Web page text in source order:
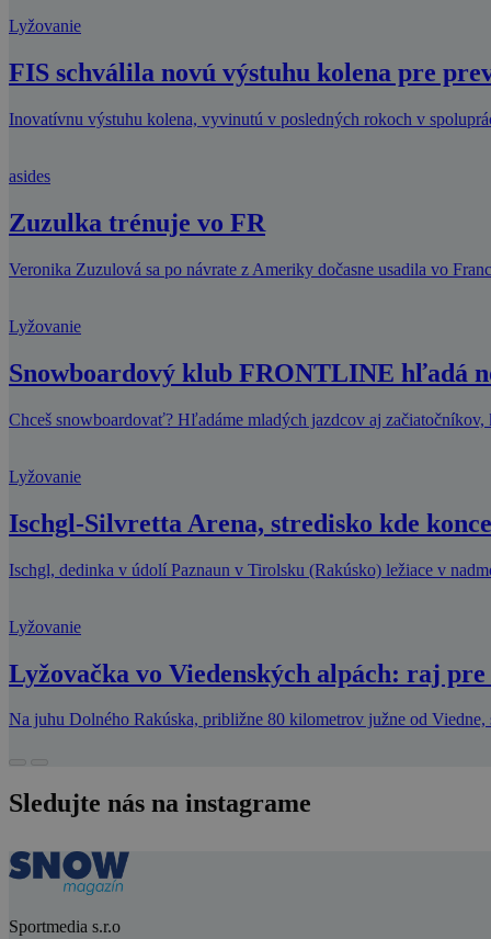
Lyžovanie
FIS schválila novú výstuhu kolena pre
Inovatívnu výstuhu kolena, vyvinutú v posledných rokoch v
asides
Zuzulka trénuje vo FR
Veronika Zuzulová sa po návrate z Ameriky dočasne usadila vo
Lyžovanie
Snowboardový klub FRONTLINE hľadá
Chceš snowboardovať? Hľadáme mladých jazdcov aj
Lyžovanie
Ischgl-Silvretta Arena, stredisko kde
Ischgl, dedinka v údolí Paznaun v Tirolsku (Rakúsko) ležiace v
Lyžovanie
Lyžovačka vo Viedenských alpách: raj
Na juhu Dolného Rakúska, približne 80 kilometrov južne od
Sledujte nás na instagrame
Sportmedia s.r.o